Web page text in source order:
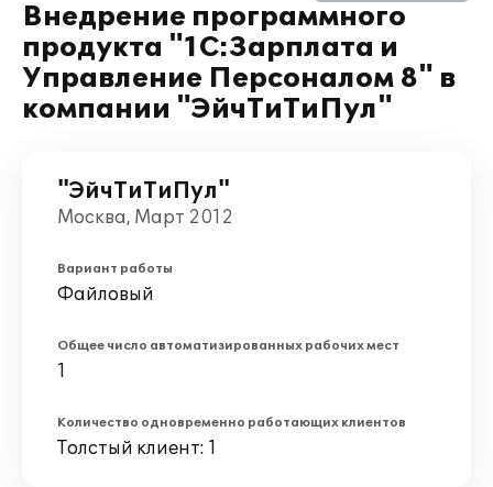
Внедрение программного
продукта "1С:Зарплата и
Управление Персоналом 8" в
компании "ЭйчТиТиПул"
"ЭйчТиТиПул"
Москва, Март 2012
Вариант работы
Файловый
Общее число автоматизированных рабочих мест
1
Количество одновременно работающих клиентов
Толстый клиент: 1